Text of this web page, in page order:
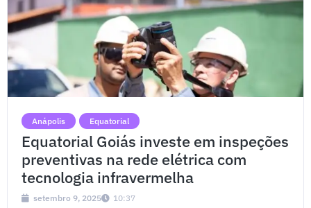
Anápolis Equatorial
Equatorial Goiás investe em inspeções
preventivas na rede elétrica com
tecnologia infravermelha
setembro 9, 2025 10:37